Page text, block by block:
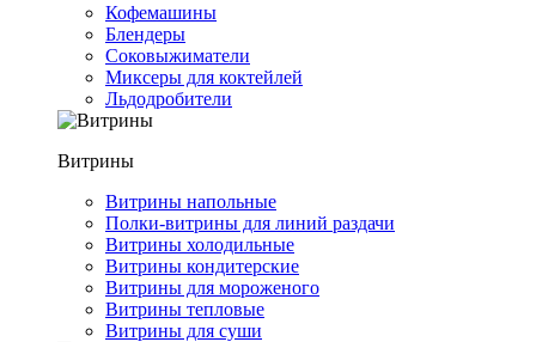
Кофемашины
Блендеры
Соковыжиматели
Миксеры для коктейлей
Льдодробители
Витрины
Витрины напольные
Полки-витрины для линий раздачи
Витрины холодильные
Витрины кондитерские
Витрины для мороженого
Витрины тепловые
Витрины для суши